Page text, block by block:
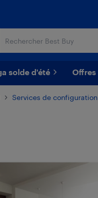
solde d'été Offres
Services de configuration